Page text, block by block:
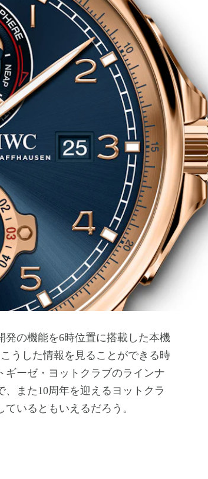
の機能を6時位置に搭載した本機
うした情報を見ることができる時
ーゼ・ヨットクラブのラインナ
また10周年を迎えるヨットクラ
いるともいえるだろう。